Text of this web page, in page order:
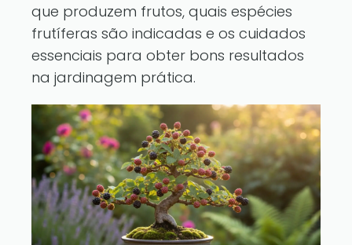
que produzem frutos, quais espécies
frutíferas são indicadas e os cuidados
essenciais para obter bons resultados
na jardinagem prática.